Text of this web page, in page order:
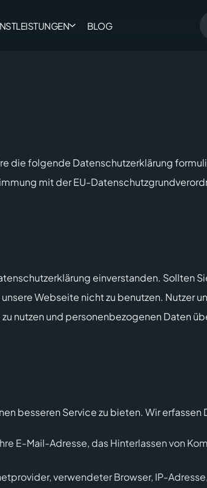
BLOG
die folgende Datenschutzerklärung
mit derEU-
einverstanden. Sollten
Webseite nicht zu benutzen. Nutzer
nutzen und personenbezogenen Daten
besseren Service zu bieten. Wir
E-Mail-Adresse, das Hinterlassen von
verwendeter Browser, IP-